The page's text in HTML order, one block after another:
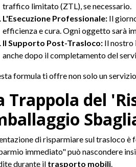
traffico limitato (ZTL), se necessario.
L'Esecuzione Professionale: Il
efficienza e cura. Ogni oggetto sarà
Il Supporto Post-Trasloco: Il nostro
anche dopo il completamento del
formula ti offre non solo un
Trappola del
di risparmiare sul trasloco
immediato" può nascondere
durante il trasporto mobili.